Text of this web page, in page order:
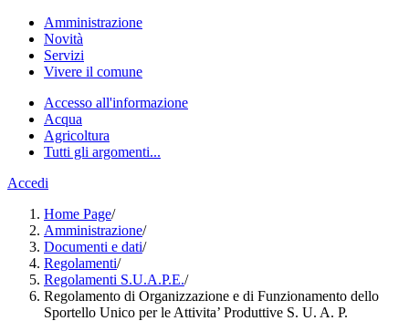
Amministrazione
Novità
Servizi
Vivere il comune
Accesso all'informazione
Acqua
Agricoltura
Tutti gli argomenti...
Accedi
Home Page/
Amministrazione/
Documenti e dati/
Regolamenti/
Regolamenti S.U.A.P.E./
Regolamento di Organizzazione e di Funzionamento dello
Sportello Unico per le Attivita’ Produttive S. U. A. P.